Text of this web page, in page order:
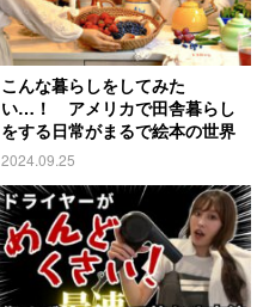
こんな暮らしをしてみた
い…！ アメリカで田舎暮らし
をする日常がまるで絵本の世界
2024.09.25